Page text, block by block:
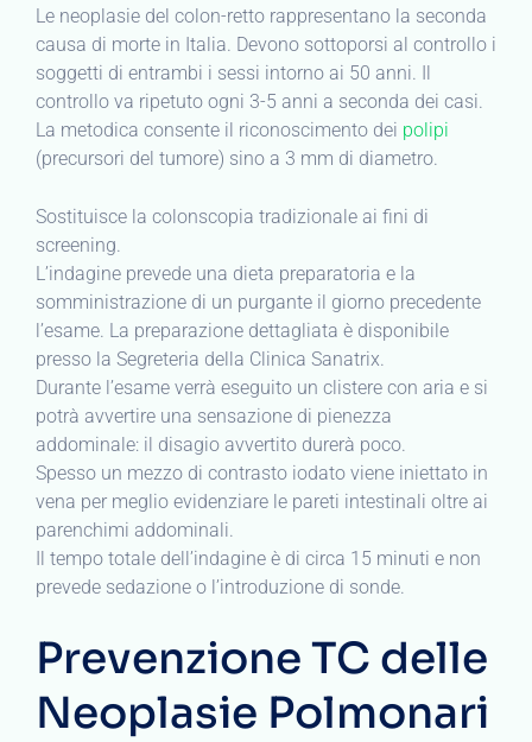
Le neoplasie del colon-retto rappresentano la seconda
causa di morte in Italia. Devono sottoporsi al controllo i
soggetti di entrambi i sessi intorno ai 50 anni. Il
controllo va ripetuto ogni 3-5 anni a seconda dei casi.
La metodica consente il riconoscimento dei polipi
(precursori del tumore) sino a 3 mm di diametro.
Sostituisce la colonscopia tradizionale ai fini di
screening.
L’indagine prevede una dieta preparatoria e la
somministrazione di un purgante il giorno precedente
l’esame. La preparazione dettagliata è disponibile
presso la Segreteria della Clinica Sanatrix.
Durante l’esame verrà eseguito un clistere con aria e si
potrà avvertire una sensazione di pienezza
addominale: il disagio avvertito durerà poco.
Spesso un mezzo di contrasto iodato viene iniettato in
vena per meglio evidenziare le pareti intestinali oltre ai
parenchimi addominali.
Il tempo totale dell’indagine è di circa 15 minuti e non
prevede sedazione o l’introduzione di sonde.
Prevenzione TC delle
Neoplasie Polmonari